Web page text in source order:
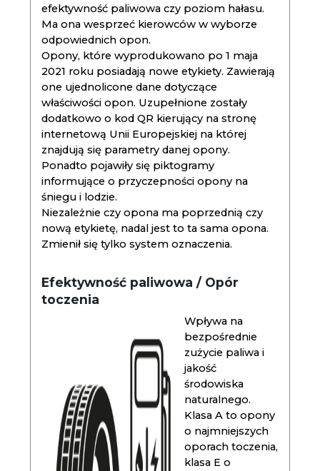
efektywność paliwowa czy poziom hałasu.
Ma ona wesprzeć kierowców w wyborze
odpowiednich opon.
Opony, które wyprodukowano po 1 maja
2021 roku posiadają nowe etykiety. Zawierają
one ujednolicone dane dotyczące
właściwości opon. Uzupełnione zostały
dodatkowo o kod QR kierujący na stronę
internetową Unii Europejskiej na której
znajdują się parametry danej opony.
Ponadto pojawiły się piktogramy
informujące o przyczepności opony na
śniegu i lodzie.
Niezależnie czy opona ma poprzednią czy
nową etykietę, nadal jest to ta sama opona.
Zmienił się tylko system oznaczenia.
Efektywność paliwowa / Opór
toczenia
Wpływa na
bezpośrednie
zużycie paliwa i
jakość
środowiska
naturalnego.
Klasa A to opony
o najmniejszych
oporach toczenia,
klasa E o